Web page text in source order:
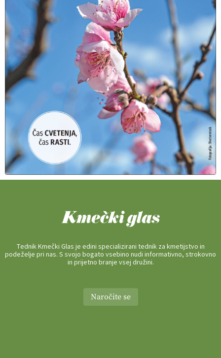
Tednik Kmečki Glas je edini specializirani tednik za kmetijstvo in
podeželje pri nas. S svojo bogato vsebino nudi informativno, strokovno
in prijetno branje vsej družini.
Naročite se